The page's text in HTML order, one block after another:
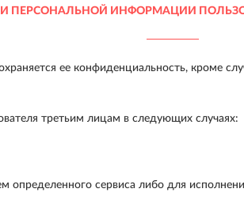
ПЕРСОНАЛЬНОЙ ИНФОРМАЦИИ
ее конфиденциальность, кроме
третьим лицам в следующих случаях:
определенного сервиса либо для